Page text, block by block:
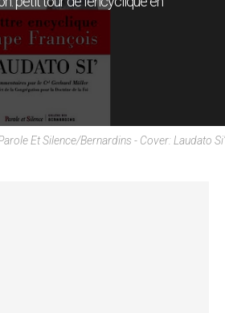
Et Silence/Bernardins - Cover: Laudato Si'